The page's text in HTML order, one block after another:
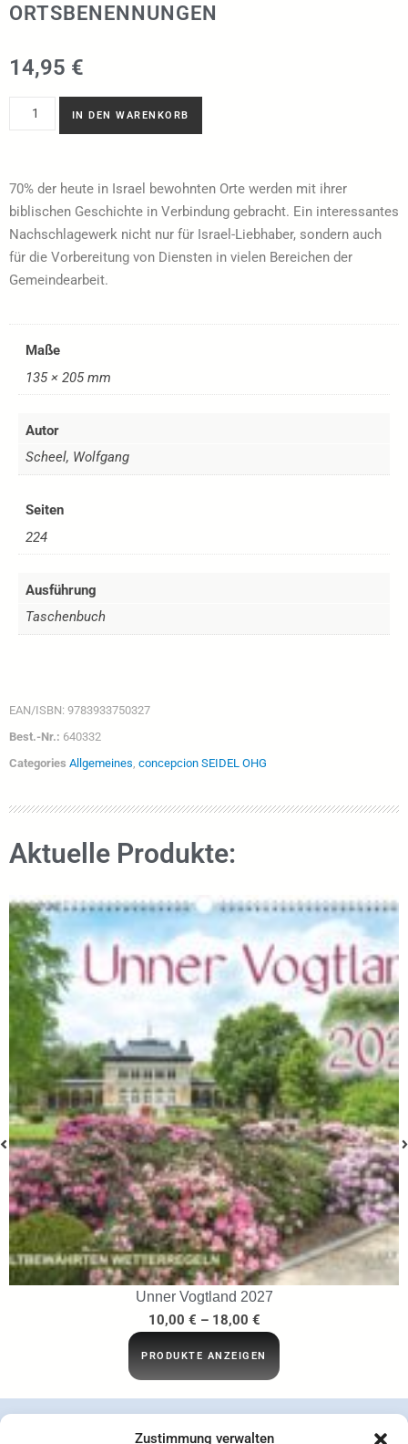
Zustimmung verwalten
ORTSBENENNUNGEN
14,95 €
IN DEN WARENKORB
70% der heute in Israel bewohnten Orte werden mit ihrer
biblischen Geschichte in Verbindung gebracht. Ein interessantes
Nachschlagewerk nicht nur für Israel-Liebhaber, sondern auch
für die Vorbereitung von Diensten in vielen Bereichen der
Gemeindearbeit.
Maße
135 × 205 mm
Autor
Scheel, Wolfgang
Seiten
224
Ausführung
Taschenbuch
EAN/ISBN: 9783933750327
Best.-Nr.: 640332
Categories Allgemeines, concepcion SEIDEL OHG
Aktuelle Produkte:
Unner Vogtland 2027
10,00 € – 18,00 €
PRODUKTE ANZEIGEN